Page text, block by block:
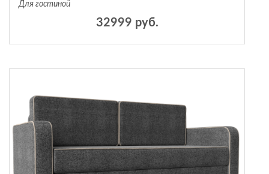
Для гостиной
32999 руб.